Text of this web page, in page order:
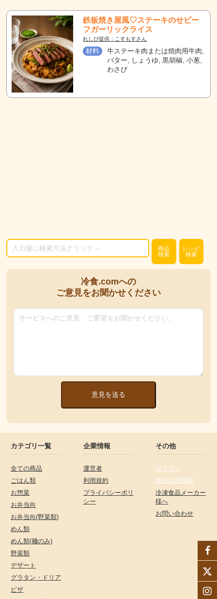
鉄板焼き屋風♡ステーキのせビー
フガーリックライス
れしぴ提供：こすもすさん
材料
牛ステーキ肉または焼肉用牛肉,
バター, しょうゆ, 黒胡椒, 小葱,
わさび
商品
検索
レシピ
検索
冷食.comへの
ご意見をお聞かせください
意見を送る
カテゴリ一覧
全ての商品
ごはん類
お惣菜
お弁当向
お弁当向(野菜類)
めん類
めん類(麺のみ)
野菜類
デザート
グラタン・ドリア
ピザ
企業情報
運営者
利用規約
プライバシーポリ
シー
その他
ログイン
新規会員登録
冷凍食品メーカー
様へ
お問い合わせ